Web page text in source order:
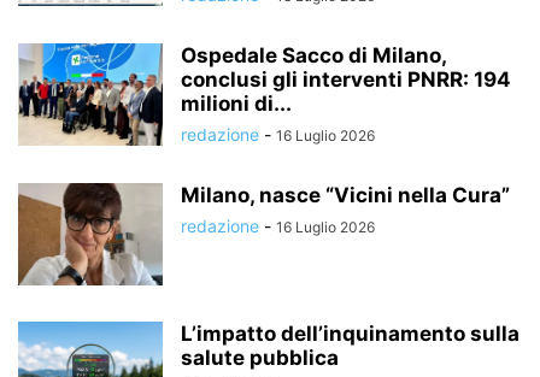
Ospedale Sacco di Milano,
conclusi gli interventi PNRR: 194
milioni di...
redazione - 16 Luglio 2026
Milano, nasce “Vicini nella Cura”
redazione - 16 Luglio 2026
L’impatto dell’inquinamento sulla
salute pubblica